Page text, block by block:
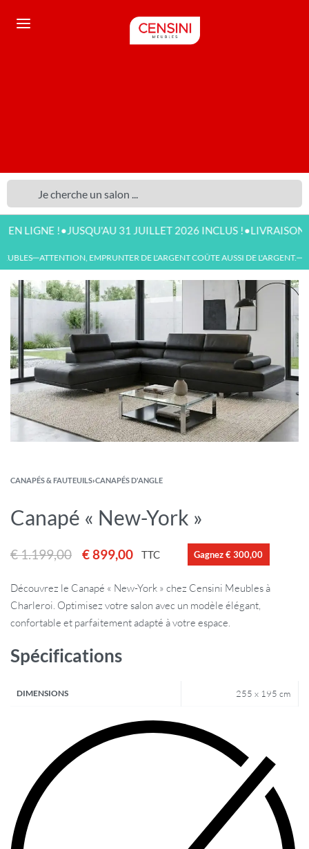
!•JUSQU'AU 31 JUILLET 2026 INCLUS !•LIVRAISON
—ATTENTION, EMPRUNTER DE L'ARGENT COÛTE AUSSI DE L'ARGENT.—
CANAPÉS & FAUTEUILS›CANAPÉS D'ANGLE
Canapé « New-York »
€1.199,00 €899,00 TTC Gagnez € 300,00
Découvrez le Canapé « New-York » chez Censini Meubles à
Charleroi. Optimisez votre salon avec un modèle élégant,
confortable et parfaitement adapté à votre espace.
Spécifications
DIMENSIONS 255 x 195 cm